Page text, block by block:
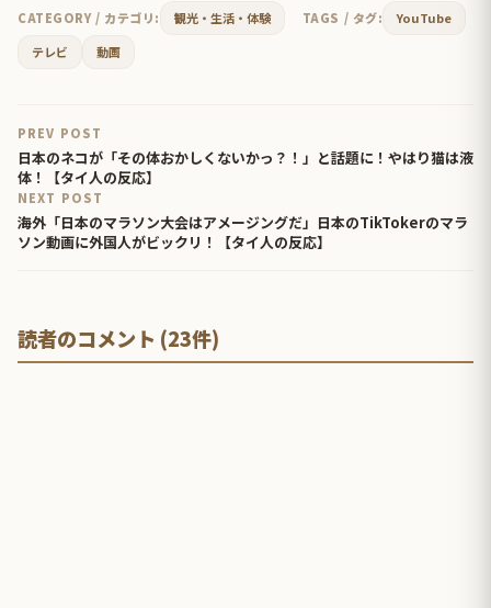
CATEGORY / カテゴリ: 観光・生活・体験 TAGS / タグ:
YouTube
テレビ
動画
PREV POST
日本のネコが「その体おかしくないかっ？！」と話題に！やはり猫は液
体！【タイ人の反応】
NEXT POST
海外「日本のマラソン大会はアメージングだ」日本のTikTokerのマラ
ソン動画に外国人がビックリ！【タイ人の反応】
読者のコメント (23件)